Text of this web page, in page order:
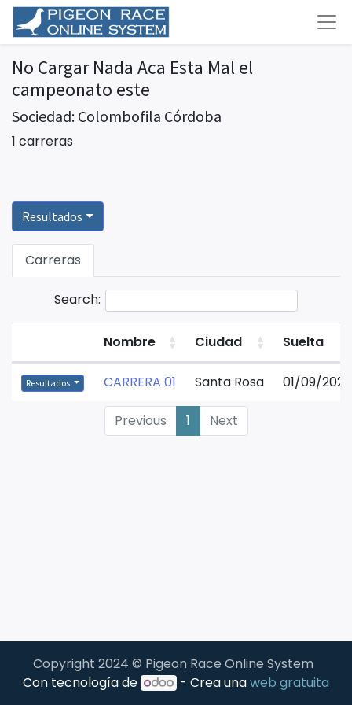
No Cargar Nada Aca Esta Mal el
campeonato este
Sociedad: Colombofila Córdoba
1 carreras
Resultados
Carreras
Search:
Nombre Ciudad Suelta
Resultados CARRERA 01 Santa Rosa 01/09/
Previous 1 Next
Copyright 2024 © Pigeon Race Online System
Con tecnología de
- Crea unaweb gratuita